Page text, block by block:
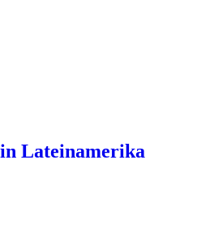
Lateinamerika